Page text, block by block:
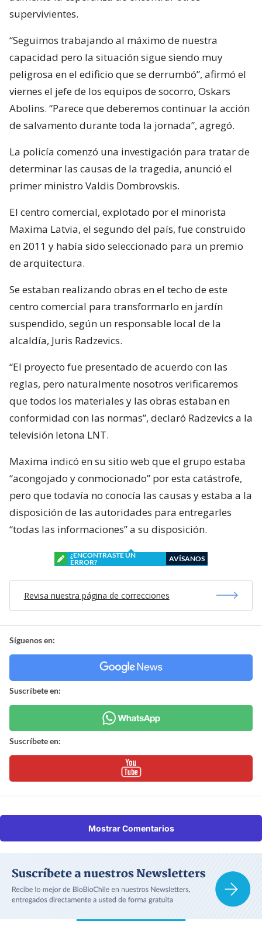
supervivientes.
“Seguimos trabajando al máximo de nuestra
capacidad pero la situación sigue siendo muy
peligrosa en el edificio que se derrumbó”, afirmó el
viernes el jefe de los equipos de socorro, Oskars
Abolins. “Parece que deberemos continuar la acción
de salvamento durante toda la jornada”, agregó.
La policía comenzó una investigación para tratar de
determinar las causas de la tragedia, anunció el
primer ministro Valdis Dombrovskis.
El centro comercial, explotado por el minorista
Maxima Latvia, el segundo del país, fue construido
en 2011 y había sido seleccionado para un premio
de arquitectura.
Se estaban realizando obras en el techo de este
centro comercial para transformarlo en jardín
suspendido, según un responsable local de la
alcaldía, Juris Radzevics.
“El proyecto fue presentado de acuerdo con las
reglas, pero naturalmente nosotros verificaremos
que todos los materiales y las obras estaban en
conformidad con las normas”, declaró Radzevics a la
televisión letona LNT.
Maxima indicó en su sitio web que el grupo estaba
“acongojado y conmocionado” por esta catástrofe,
pero que todavía no conocía las causas y estaba a la
disposición de las autoridades para entregarles
“todas las informaciones” a su disposición.
¿ENCONTRASTE UN
ERROR?
AVÍSANOS
Revisa nuestra página de correcciones
Síguenos en:
Suscríbete en:
Suscríbete en:
Mostrar Comentarios